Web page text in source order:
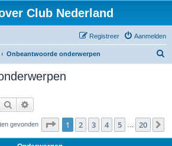
Club Nederland
Aanmelden
Registreer
Onbeantwoorde onderwerpen
Zoek
gevonden Pagina van 20
1 2 3 4 5 20